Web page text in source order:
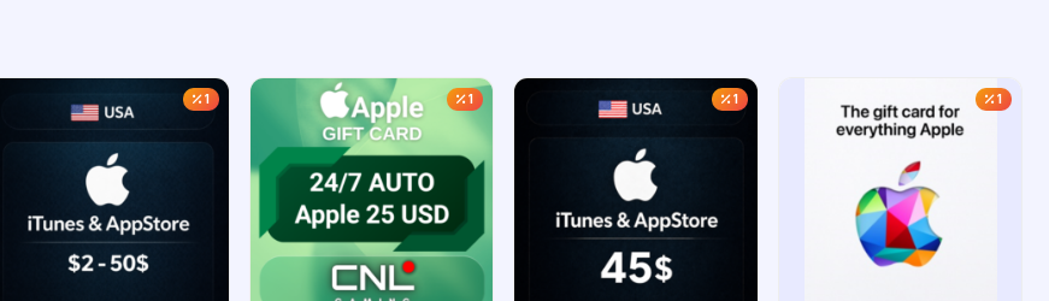
1 1 1 1